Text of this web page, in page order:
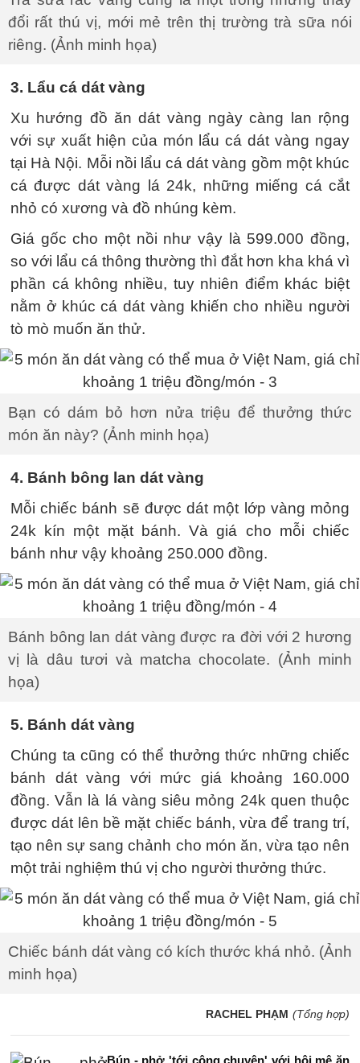
đổi rất thú vị, mới mẻ trên thị trường trà sữa nói
riêng. (Ảnh minh họa)
3. Lẩu cá dát vàng
Xu hướng đồ ăn dát vàng ngày càng lan rộng
với sự xuất hiện của món lẩu cá dát vàng ngay
tại Hà Nội. Mỗi nồi lẩu cá dát vàng gồm một khúc
cá được dát vàng lá 24k, những miếng cá cắt
nhỏ có xương và đồ nhúng kèm.
Giá gốc cho một nồi như vậy là 599.000 đồng,
so với lẩu cá thông thường thì đắt hơn kha khá vì
phần cá không nhiều, tuy nhiên điểm khác biệt
nằm ở khúc cá dát vàng khiến cho nhiều người
tò mò muốn ăn thử.
Bạn có dám bỏ hơn nửa triệu để thưởng thức
món ăn này? (Ảnh minh họa)
4. Bánh bông lan dát vàng
Mỗi chiếc bánh sẽ được dát một lớp vàng mỏng
24k kín một mặt bánh. Và giá cho mỗi chiếc
bánh như vậy khoảng 250.000 đồng.
Bánh bông lan dát vàng được ra đời với 2 hương
vị là dâu tươi và matcha chocolate. (Ảnh minh
họa)
5. Bánh dát vàng
Chúng ta cũng có thể thưởng thức những chiếc
bánh dát vàng với mức giá khoảng 160.000
đồng. Vẫn là lá vàng siêu mỏng 24k quen thuộc
được dát lên bề mặt chiếc bánh, vừa để trang trí,
tạo nên sự sang chảnh cho món ăn, vừa tạo nên
một trải nghiệm thú vị cho người thưởng thức.
Chiếc bánh dát vàng có kích thước khá nhỏ. (Ảnh
minh họa)
RACHEL PHẠM (Tổng hợp)
Bún - phở 'tới công chuyện' với hội mê ăn